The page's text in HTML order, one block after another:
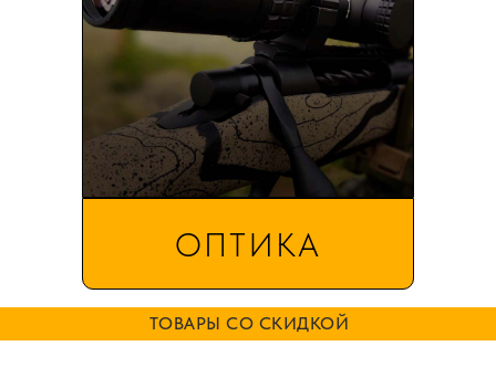
ОПТИКА
ТОВАРЫ СО СКИДКОЙ